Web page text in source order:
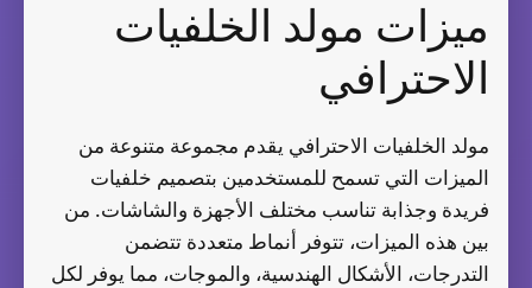
ميزات مولد الخلفيات
الاحترافي
مولد الخلفيات الاحترافي يقدم مجموعة متنوعة من
الميزات التي تسمح للمستخدمين بتصميم خلفيات
فريدة وجذابة تناسب مختلف الأجهزة والشاشات. من
بين هذه الميزات، تتوفر أنماط متعددة تتضمن
التدرجات، الأشكال الهندسية، والموجات، مما يوفر لكل